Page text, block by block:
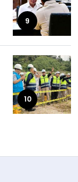
9
10